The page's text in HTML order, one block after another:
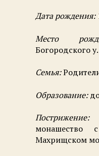
Дата рождения:
Место
Богородского
Семья:
Образование:
Пострижение:
Махрищском